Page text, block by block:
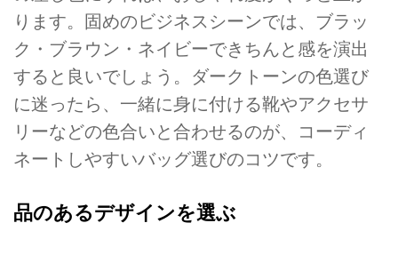
ります。固めのビジネスシーンでは、ブラッ
ク・ブラウン・ネイビーできちんと感を演出
すると良いでしょう。ダークトーンの色選び
に迷ったら、一緒に身に付ける靴やアクセサ
リーなどの色合いと合わせるのが、コーディ
ネートしやすいバッグ選びのコツです。
品のあるデザインを選ぶ